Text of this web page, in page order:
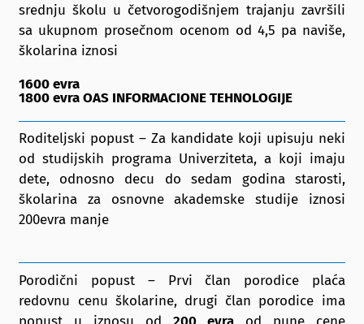
srednju školu u četvorogodišnjem trajanju završili
sa ukupnom prosečnom ocenom od 4,5 pa naviše,
školarina iznosi
1600 evra
1800 evra OAS INFORMACIONE TEHNOLOGIJE
Roditeljski popust – Za kandidate koji upisuju neki
od studijskih programa Univerziteta, a koji imaju
dete, odnosno decu do sedam godina starosti,
školarina za osnovne akademske studije iznosi
200evra manje
Porodični popust – Prvi član porodice plaća
redovnu cenu školarine, drugi član porodice ima